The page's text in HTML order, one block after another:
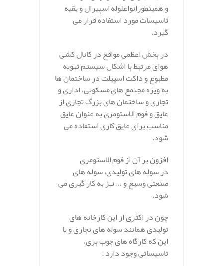
و همینطورانواعلوله اسپیرال و بقیه
تاسیسات مورد استفاده قرار می
گیرد.
در بخش اعظمی مواقع در کانال کشی
هوای مرتبط با اشکال سیستم تهویه
مطبوع و داکت اسپیلت در ساختمان ها
به ویژه مجتمع های مسکونی، اداری و
تجاری و ساختمان های بزرگ تجاری از
عایق و فوم الاستومری به عنوان عایق
مناسب برای عایق کاری استفاده می
شود.
افزون بر آن از فوم الاستومری
در سوله های تولیدی، سوله های
صنعتی وسیع و … نیز به کار گیری می
شود.
چون در اکثری از این کارخانه های
تولیدی همانند سوله های نجاری و یا
این که کارگاه های چوب بری،
تاسیساتی وجود دارد .